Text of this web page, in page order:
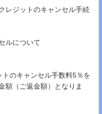
レジットのキャンセル手続
ルについて
のキャンセル手数料5％を
額（ご返金額）となりま